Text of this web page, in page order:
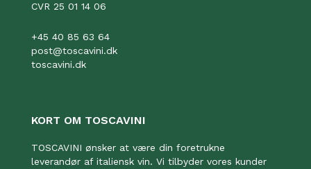
CVR 25 01 14 06
+45 40 85 63 64
post@toscavini.dk
toscavini.dk
KORT OM TOSCAVINI
TOSCAVINI ønsker at være din foretrukne
leverandør af italiensk vin. Vi tilbyder vores kunder